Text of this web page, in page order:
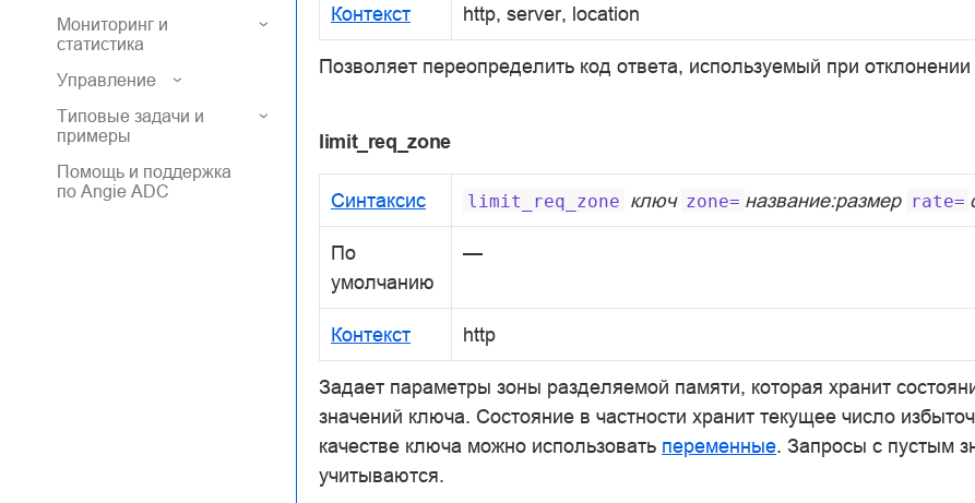
Мониторинг и
статистика
Управление
Типовые задачи и
примеры
Помощь и поддержка
по Angie ADC
Контекст http, server, location
Позволяет переопределить код ответа, используемый при отклонении
limit_req_zone
Синтаксис limit_req_zone ключ zone= название:размер rate=
По
умолчанию
—
Контекст http
Задает параметры зоны разделяемой памяти, которая хранит
значений ключа. Состояние в частности хранит текущее число
качестве ключа можно использовать переменные. Запросы с пустым
учитываются.